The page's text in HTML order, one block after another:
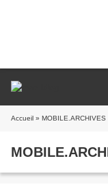
Accueil » MOBILE.ARCHIVES